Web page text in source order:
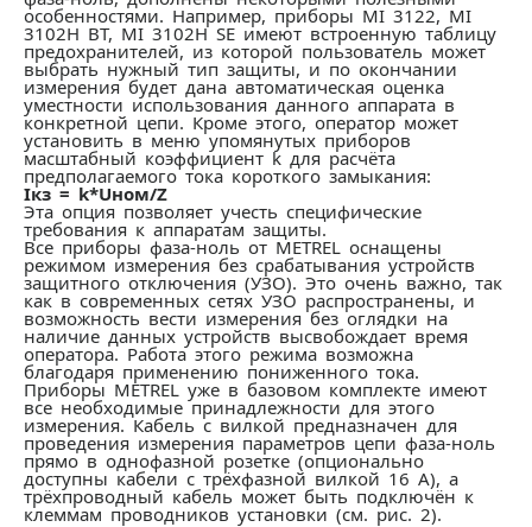
особенностями. Например, приборы MI 3122, MI
3102H BT, MI 3102H SE имеют встроенную таблицу
предохранителей, из которой пользователь может
выбрать нужный тип защиты, и по окончании
измерения будет дана автоматическая оценка
уместности использования данного аппарата в
конкретной цепи. Кроме этого, оператор может
установить в меню упомянутых приборов
масштабный коэффициент k для расчёта
предполагаемого тока короткого замыкания:
Iкз = k*Uном/Z
Эта опция позволяет учесть специфические
требования к аппаратам защиты.
Все приборы фаза-ноль от METREL оснащены
режимом измерения без срабатывания устройств
защитного отключения (УЗО). Это очень важно, так
как в современных сетях УЗО распространены, и
возможность вести измерения без оглядки на
наличие данных устройств высвобождает время
оператора. Работа этого режима возможна
благодаря применению пониженного тока.
Приборы METREL уже в базовом комплекте имеют
все необходимые принадлежности для этого
измерения. Кабель с вилкой предназначен для
проведения измерения параметров цепи фаза-ноль
прямо в однофазной розетке (опционально
доступны кабели с трёхфазной вилкой 16 А), а
трёхпроводный кабель может быть подключён к
клеммам проводников установки (см. рис. 2).